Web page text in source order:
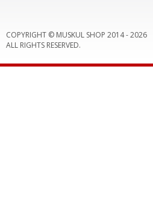
COPYRIGHT © MUSKUL SHOP 2014 -2026
ALL RIGHTS RESERVED.